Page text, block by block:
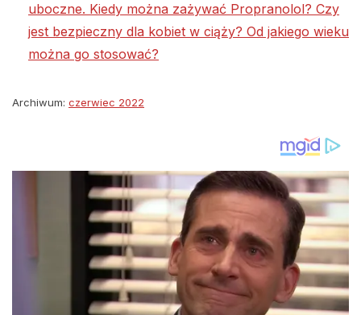
uboczne. Kiedy można zażywać Propranolol? Czy
jest bezpieczny dla kobiet w ciąży? Od jakiego wieku
można go stosować?
Archiwum: czerwiec 2022